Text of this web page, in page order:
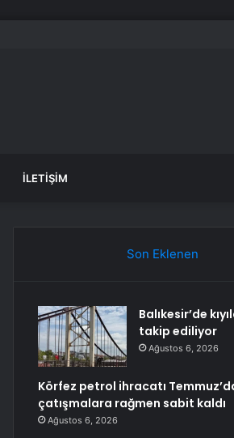
İLETIŞIM
Son Eklenen
Balıkesir’de
takip ediliyor
Ağustos 6, 2026
Körfez petrol ihracatı
çatışmalara rağmen sabit kaldı
Ağustos 6, 2026